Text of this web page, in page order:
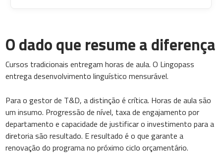
O dado que resume a diferença
Cursos tradicionais entregam horas de aula. O Lingopass
entrega desenvolvimento linguístico mensurável.
Para o gestor de T&D, a distinção é crítica. Horas de aula são
um insumo. Progressão de nível, taxa de engajamento por
departamento e capacidade de justificar o investimento para a
diretoria são resultado. E resultado é o que garante a
renovação do programa no próximo ciclo orçamentário.